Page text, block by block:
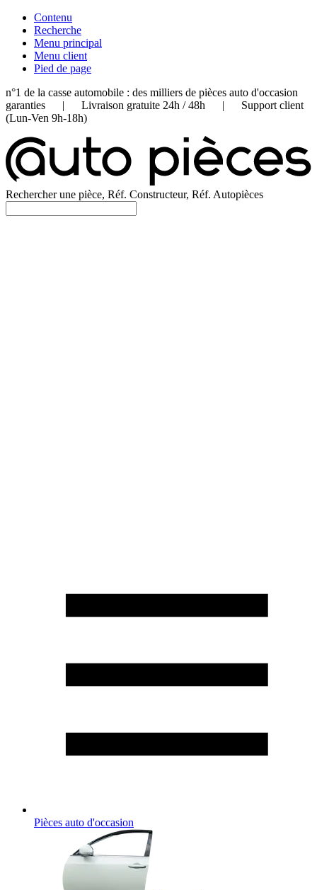
Contenu
Recherche
Menu principal
Menu client
Pied de page
n°1 de la casse automobile : des milliers de pièces auto d'occasion
garanties | Livraison gratuite 24h / 48h | Support client
(Lun-Ven 9h-18h)
Rechercher une pièce, Réf. Constructeur, Réf. Autopièces
Pièces auto d'occasion